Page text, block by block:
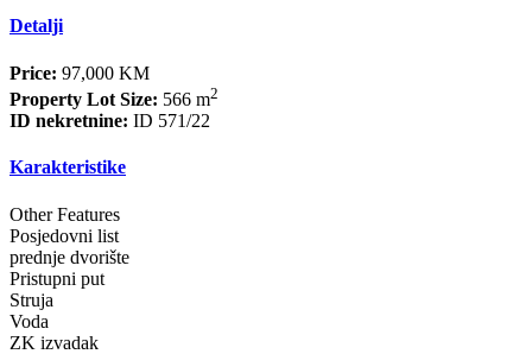
Detalji
Price: 97,000 KM
Property Lot Size: 566 m2
ID nekretnine: ID 571/22
Karakteristike
Other Features
Posjedovni list
prednje dvorište
Pristupni put
Struja
Voda
ZK izvadak